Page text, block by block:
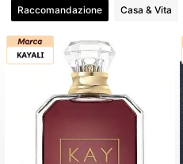
Raccomandazione Casa & Vita